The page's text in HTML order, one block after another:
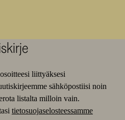
liittyäksesi
sähköpostiisi noin
listalta milloin vain.
tietosuojaselosteessamme